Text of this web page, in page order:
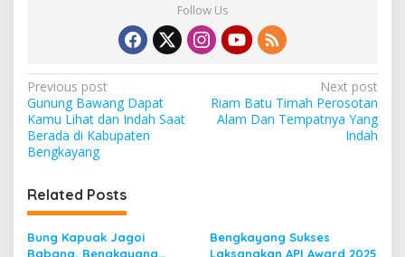
Follow Us
P
o
s
t
n
a
v
Previous post
Gunung Bawang Dapat
Kamu Lihat dan Indah Saat
Berada di Kabupaten
Bengkayang
Next post
Riam Batu Timah Perosotan
Alam Dan Tempatnya Yang
Indah
Related Posts
Bung Kapuak Jagoi
Babang, Bengkayang
Bengkayang Sukses
Laksanakan API Award 2025